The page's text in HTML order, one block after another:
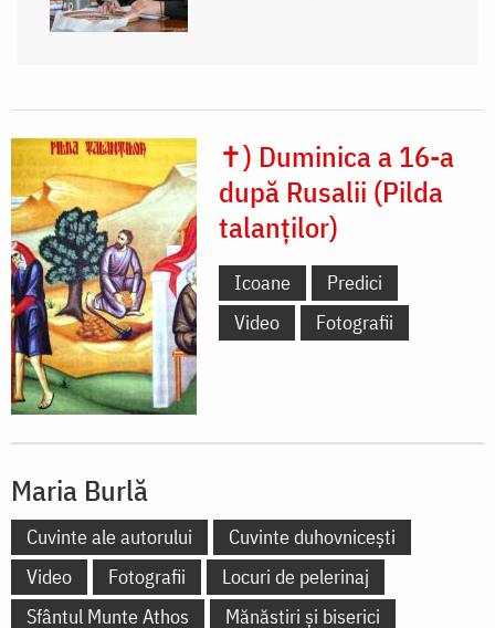
✝) Duminica a 16-a
după Rusalii (Pilda
talanţilor)
Icoane
Predici
Video
Fotografii
Maria Burlă
Cuvinte ale autorului
Cuvinte duhovnicești
Video
Fotografii
Locuri de pelerinaj
Sfântul Munte Athos
Mănăstiri și biserici